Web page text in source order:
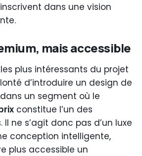
dans une vision
mais accessible
plus intéressants du projet
d’introduire un design de
un segment où le
constitue l’un des
ne s’agit donc pas d’un luxe
conception intelligente,
plus accessible un